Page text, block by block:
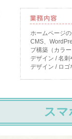
ホームページ
CMS、
プ構築（カラ
デザイン / 名
デザイン / ロ
スマ